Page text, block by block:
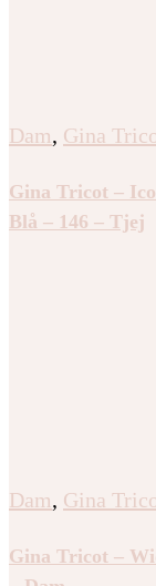
Dam, Gina
Gina Tricot –
Blå – 146 – Tjej
Dam, Gina
Gina Tricot –